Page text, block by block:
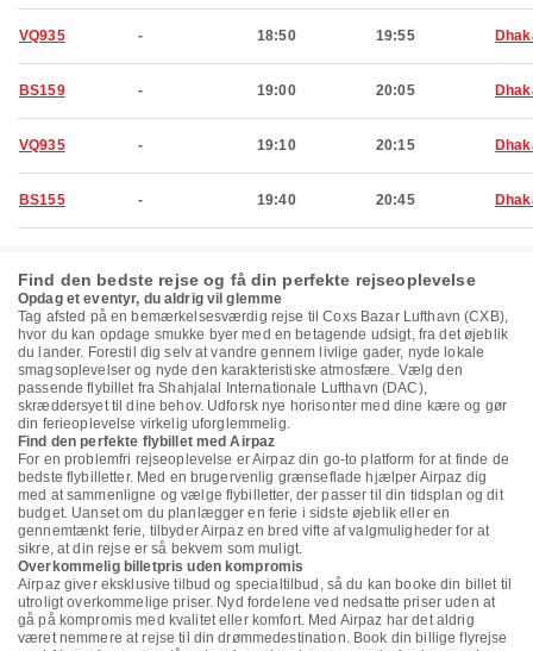
VQ935 - 18:50 19:55
BS159 - 19:00 20:05
VQ935 - 19:10 20:15
BS155 - 19:40 20:45
Find den bedste rejse og få din perfekte rejseoplevelse
Opdag et eventyr, du aldrig vil glemme
Tag afsted på en bemærkelsesværdig rejse til Coxs Bazar Lufthavn (CXB),
hvor du kan opdage smukke byer med en betagende udsigt, fra det øjeblik
du lander. Forestil dig selv at vandre gennem livlige gader, nyde lokale
smagsoplevelser og nyde den karakteristiske atmosfære. Vælg den
passende flybillet fra Shahjalal Internationale Lufthavn (DAC),
skræddersyet til dine behov. Udforsk nye horisonter med dine kære og gør
din ferieoplevelse virkelig uforglemmelig.
Find den perfekte flybillet med Airpaz
For en problemfri rejseoplevelse er Airpaz din go-to platform for at finde de
bedste flybilletter. Med en brugervenlig grænseflade hjælper Airpaz dig
med at sammenligne og vælge flybilletter, der passer til din tidsplan og dit
budget. Uanset om du planlægger en ferie i sidste øjeblik eller en
gennemtænkt ferie, tilbyder Airpaz en bred vifte af valgmuligheder for at
sikre, at din rejse er så bekvem som muligt.
Overkommelig billetpris uden kompromis
Airpaz giver eksklusive tilbud og specialtilbud, så du kan booke din billet til
utroligt overkommelige priser. Nyd fordelene ved nedsatte priser uden at
gå på kompromis med kvalitet eller komfort. Med Airpaz har det aldrig
været nemmere at rejse til din drømmedestination. Book din billige flyrejse